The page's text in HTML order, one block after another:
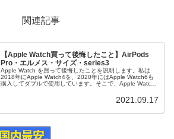
関連記事
【Apple Watch買って後悔したこと】AirPods
Pro・エルメス・サイズ・series3
Apple Watch を買って後悔したことを説明します。私は
2018年にApple Watch4を、2020年にはApple Watch6も
購入してダブルで使用しています。そこで、Apple Watch
2021.09.17